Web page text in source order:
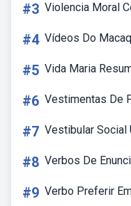
#3 Violencia Moral
#4 Vídeos Do
#5 Vida Maria
#6 Vestimentas De
#7 Vestibular Social
#8 Verbos De
#9 Verbo Preferir